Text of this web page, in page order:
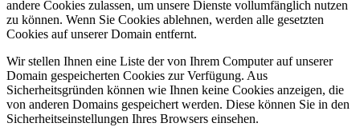
andere Cookies zulassen, um unsere Dienste vollumfänglich nutzen
zu können. Wenn Sie Cookies ablehnen, werden alle gesetzten
Cookies auf unserer Domain entfernt.
Wir stellen Ihnen eine Liste der von Ihrem Computer auf unserer
Domain gespeicherten Cookies zur Verfügung. Aus
Sicherheitsgründen können wie Ihnen keine Cookies anzeigen, die
von anderen Domains gespeichert werden. Diese können Sie in den
Sicherheitseinstellungen Ihres Browsers einsehen.